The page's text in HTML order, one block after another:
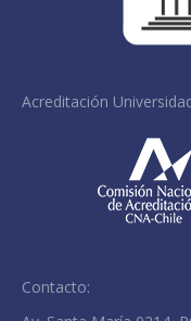
Acreditación
Contacto: